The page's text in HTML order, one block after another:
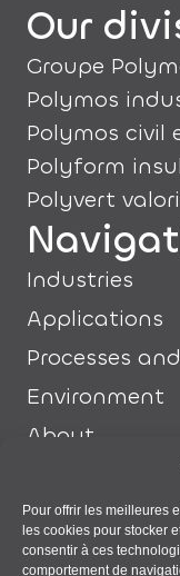
Pour offrir les meilleures
les cookies pour stocker
consentir à ces
comportement de
Our
Groupe
Polymos
Polymos civil
Polyform
Polyvert
Industries
Applications
Processes
Environment
About
Contact us
FR